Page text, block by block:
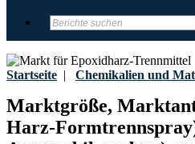
Startseite | Chemikalien und
Marktgröße,
Harz-